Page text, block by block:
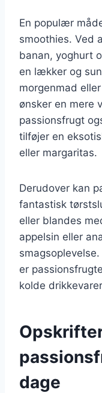
En populær
smoothies. Ved
banan, yoghurt
en lækker og
morgenmad
ønsker en mere
passionsfrugt
tilføjer en
eller margaritas.
Derudover kan
fantastisk
eller blandes
appelsin eller
er
kolde
dage